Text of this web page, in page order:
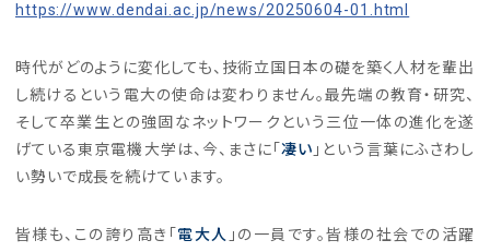
https://www.dendai.ac.jp/news/20250604-01.html
時代がどのように変化しても、技術立国日本の礎を築く人材を輩出
し続けるという電大の使命は変わりません。最先端の教育・研究、
そして卒業生との強固なネットワークという三位一体の進化を遂
げている東京電機大学は、今、まさに「凄い 」という言葉にふさわし
い勢いで成長を続けています。
皆様も、この誇り高き「 電大人 」の一員です。皆様の社会での活躍